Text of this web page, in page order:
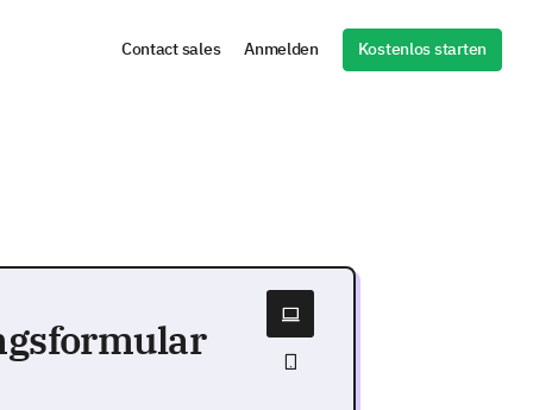
Contact sales Anmelden Kostenlos starten